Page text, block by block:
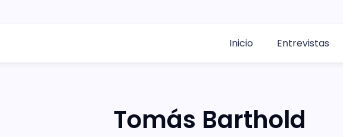
Inicio Entrevistas
Tomás Barthold